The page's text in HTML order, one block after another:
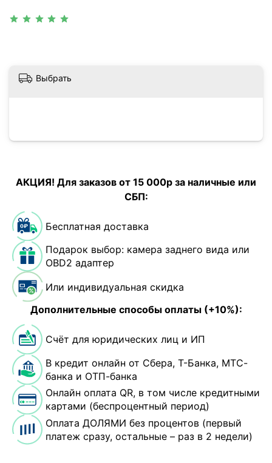
Выбрать
АКЦИЯ! Для заказов от 15 000р за наличные или
СБП:
Бесплатная доставка
Подарок выбор: камера заднего вида или
OBD2 адаптер
Или индивидуальная скидка
Дополнительные способы оплаты (+10%):
Счёт для юридических лиц и ИП
В кредит онлайн от Сбера, Т-Банка, МТС-
банка и ОТП-банка
Онлайн оплата QR, в том числе кредитными
картами (беспроцентный период)
Оплата ДОЛЯМИ без процентов (первый
платеж сразу, остальные – раз в 2 недели)